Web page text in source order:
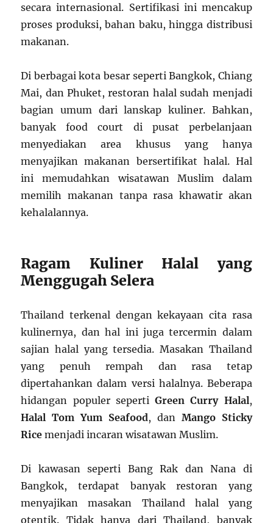
secara internasional. Sertifikasi ini mencakup
proses produksi, bahan baku, hingga distribusi
makanan.
Di berbagai kota besar seperti Bangkok, Chiang
Mai, dan Phuket, restoran halal sudah menjadi
bagian umum dari lanskap kuliner. Bahkan,
banyak food court di pusat perbelanjaan
menyediakan area khusus yang hanya
menyajikan makanan bersertifikat halal. Hal
ini memudahkan wisatawan Muslim dalam
memilih makanan tanpa rasa khawatir akan
kehalalannya.
Ragam Kuliner Halal yang
Menggugah Selera
Thailand terkenal dengan kekayaan cita rasa
kulinernya, dan hal ini juga tercermin dalam
sajian halal yang tersedia. Masakan Thailand
yang penuh rempah dan rasa tetap
dipertahankan dalam versi halalnya. Beberapa
hidangan populer sepertiGreen Curry Halal,
Halal Tom Yum Seafood, dan Mango Sticky
Rice menjadi incaran wisatawan Muslim.
Di kawasan seperti Bang Rak dan Nana di
Bangkok, terdapat banyak restoran yang
menyajikan masakan Thailand halal yang
otentik. Tidak hanya dari Thailand, banyak